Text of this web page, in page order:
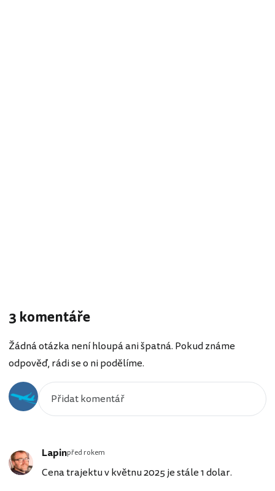
3 komentáře
Žádná otázka není hloupá ani špatná. Pokud známe
odpověď, rádi se o ni podělíme.
Lapinpřed rokem
Cena trajektu v květnu 2025 je stále 1 dolar.